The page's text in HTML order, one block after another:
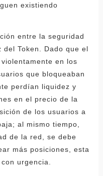
existiendo
entre la seguridad
Token. Dado que el
en los
que bloqueaban
perdían liquidez y
en el precio de la
de los usuarios a
al mismo tiempo,
de la red, se debe
más posiciones, esta
urgencia.